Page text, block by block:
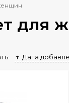
для
Дата